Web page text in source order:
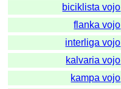
biciklista vojo
flanka vojo
interliga vojo
kalvaria vojo
kampa vojo